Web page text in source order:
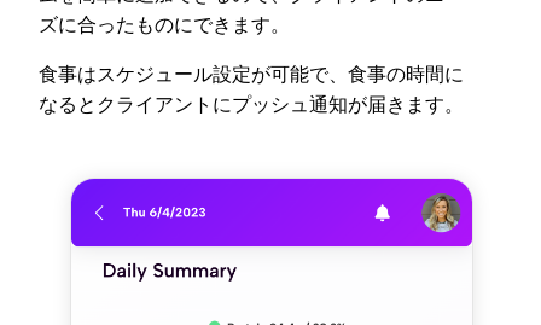
ズに合ったものにできます。
食事はスケジュール設定が可能で、食事の時間に
なるとクライアントにプッシュ通知が届きます。